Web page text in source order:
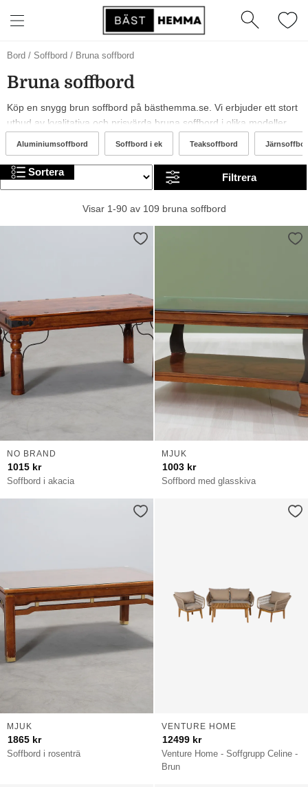
Bord / Soffbord / Bruna soffbord
Bruna soffbord
Köp en snygg brun soffbord på bästhemma.se. Vi erbjuder ett stort
utbud av kvalitativa och prisvärda bruna soffbord i olika modeller,
trendigt med och bruna bruna soffbord. I sortimentet har vi allt från
billiga till mer exklusiva alternativ. Trevlig shopping!
Aluminiumsoffbord Soffbord i ek Teaksoffbord
Sortera Filtrera
Visar 1-90 av 109 bruna soffbord
Soffbord i akacia
NO BRAND
1015 kr
Soffbord med glasskiva
MJUK
1003 kr
Soffbord i rosenträ
MJUK
1865 kr
Venture Home - Soffgrupp Celine -
Brun
VENTURE HOME
12499 kr